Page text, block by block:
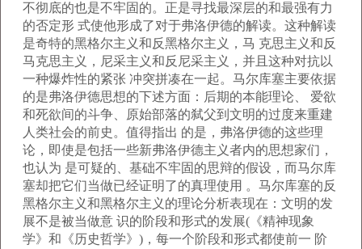
不彻底的也是不牢固的。正是寻找最深层的和最强有力
的否定形 式使他形成了对于弗洛伊德的解读。这种解读
是奇特的黑格尔主义和反黑格尔主义，马 克思主义和反
马克思主义，尼采主义和反尼采主义，并且这种对抗以
一种爆炸性的紧张 冲突拼凑在一起。马尔库塞主要依据
的是弗洛伊德思想的下述方面：后期的本能理论、 爱欲
和死欲间的斗争、原始部落的弑父到文明的过度来重建
人类社会的前史。值得指出 的是，弗洛伊德的这些理
论，即使是包括一些新弗洛伊德主义者内的思想家们，
也认为 是可疑的、基础不牢固的思辩的假设，而马尔库
塞却把它们当做已经证明了的真理使用 。马尔库塞的反
黑格尔主义和黑格尔主义的理论分析表现在：文明的发
展不是被当做意 识的阶段和形式的发展(《精神现象
学》和《历史哲学》)，每一个阶段和形式都使前一 阶